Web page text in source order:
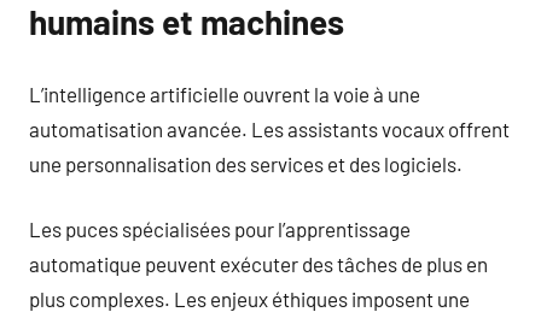
humains et machines
L’intelligence artificielle ouvrent la voie à une
automatisation avancée. Les assistants vocaux offrent
une personnalisation des services et des logiciels.
Les puces spécialisées pour l’apprentissage
automatique peuvent exécuter des tâches de plus en
plus complexes. Les enjeux éthiques imposent une